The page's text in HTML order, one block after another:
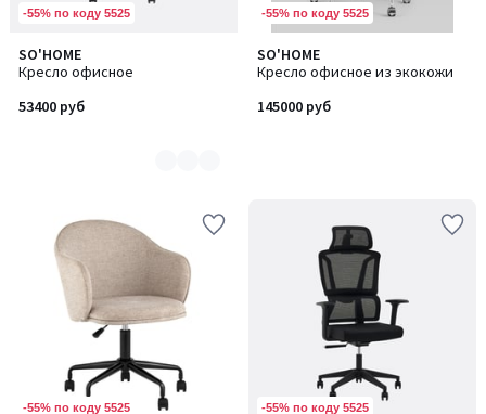
-55% по коду 5525
SO'HOME
Кресло офисное
53400 руб
Количество
цветов:
2
-55% по коду 5525
SO'HOME
Кресло офисное из экокожи
145000 руб
-55% по коду 5525 -55% по коду 5525